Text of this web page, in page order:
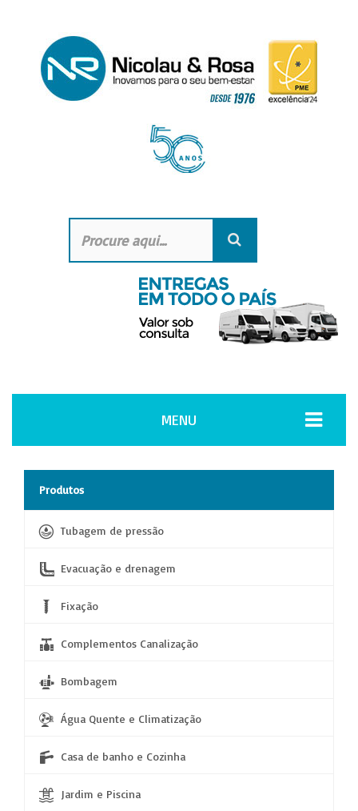
MENU
Produtos
Tubagem de pressão
Evacuação e drenagem
Fixação
Complementos Canalização
Bombagem
Água Quente e Climatização
Casa de banho e Cozinha
Jardim e Piscina